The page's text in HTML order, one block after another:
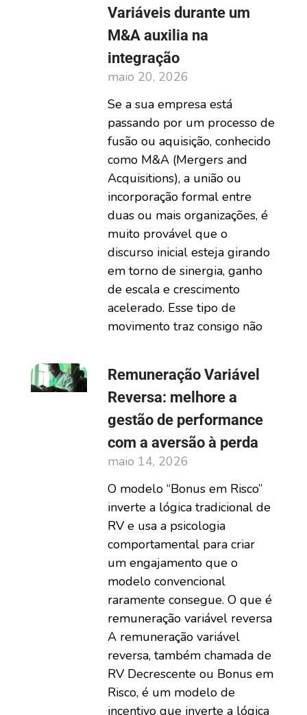
Variáveis durante um
M&A auxilia na
integração
maio 20, 2026
Se a sua empresa está
passando por um processo de
fusão ou aquisição, conhecido
como M&A (Mergers and
Acquisitions), a união ou
incorporação formal entre
duas ou mais organizações, é
muito provável que o
discurso inicial esteja girando
em torno de sinergia, ganho
de escala e crescimento
acelerado. Esse tipo de
movimento traz consigo não
Remuneração Variável
Reversa: melhore a
gestão de performance
com a aversão à perda
maio 14, 2026
O modelo “Bonus em Risco”
inverte a lógica tradicional de
RV e usa a psicologia
comportamental para criar
um engajamento que o
modelo convencional
raramente consegue. O que é
remuneração variável reversa
A remuneração variável
reversa, também chamada de
RV Decrescente ou Bonus em
Risco, é um modelo de
incentivo que inverte a lógica